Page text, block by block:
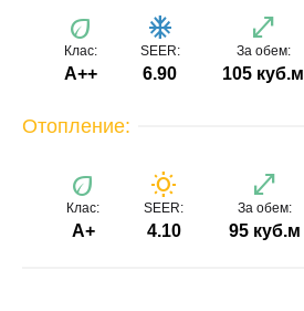
eco
Клас:
A++
ac_unit
SEER:
6.90
open_in_full
За обем:
105 куб.м
Отопление:
eco
Клас:
A+
wb_sunny
SEER:
4.10
open_in_full
За обем:
95 куб.м